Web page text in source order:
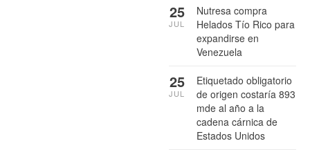
Nutresa compra
Helados Tío Rico para
expandirse en
Venezuela
25
JUL
Etiquetado obligatorio
de origen costaría 893
mde al año a la
cadena cárnica de
Estados Unidos
25
JUL